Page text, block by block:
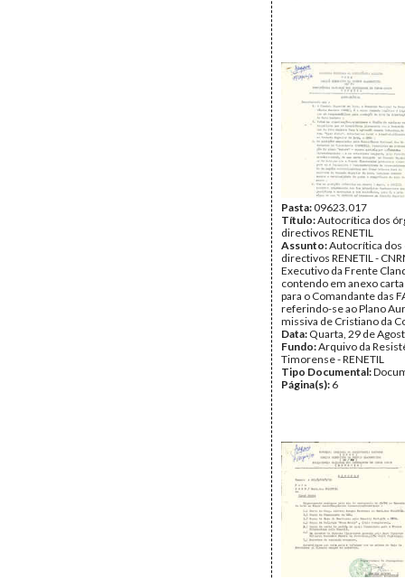
Pasta:09623.017
Título:Autocrítica dos
directivos RENETIL
Assunto:Autocrítica dos
directivos RENETIL -
Executivo da Frente
contendo em anexo carta
para o Comandante das
referindo-se ao Plano
missiva de Cristiano da
Data: Quarta, 29 de
Fundo:Arquivo da
Timorense - RENETIL
Tipo Documental:
Página(s): 6